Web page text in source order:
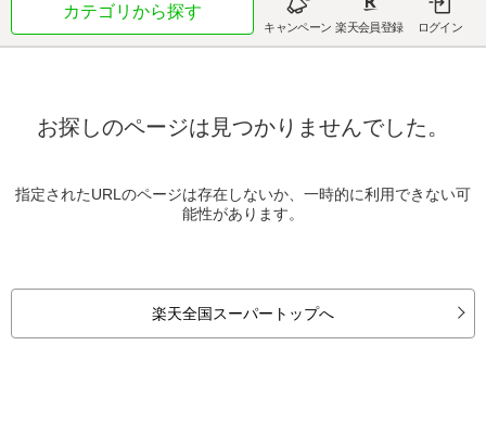
カテゴリから探す
キャンペーン 楽天会員登録 ログイン
お探しのページは見つかりませんでした。
指定されたURLのページは存在しないか、一時的に利用できない可
能性があります。
楽天全国スーパートップへ